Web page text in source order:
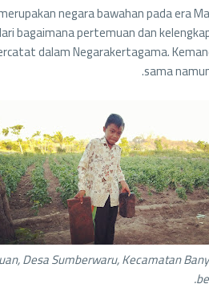
negara bawahan pada era
bagaimana pertemuan dan
dalam Negarakertagama.
sama
Desa Sumberwaru, Kecamatan